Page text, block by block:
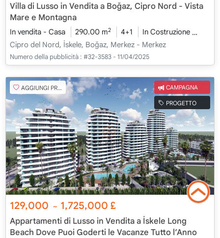
Villa di Lusso in Vendita a Boğaz, Cipro Nord - Vista
Mare e Montagna
In vendita - Casa 290.00 m2 4+1 In Costruzione
Cipro del Nord, İskele, Boğaz, Merkez - Merkez
Numero della pubblicità : #32-3583 - 11/04/2025
AGGIUNGI PREFERITO CAMPAGNA
PROGETTO
129,000 ~ 1,725,000£
Appartamenti di Lusso in Vendita a İskele Long
Beach Dove Puoi Goderti le Vacanze Tutto l’Anno